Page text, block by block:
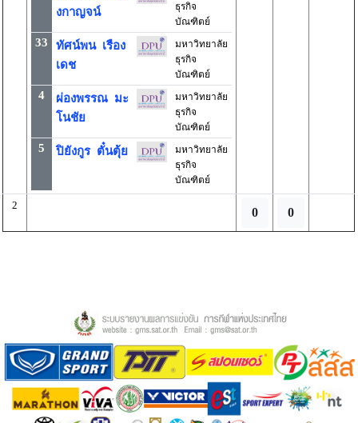
งกาญจน์
ธุรกิจ
บัณฑิตย์
33
ทัศน์พน เรือง
เดช
มหาวิทยาลัย
ธุรกิจ
บัณฑิตย์
4
ผ่องพรรณ มะ
โนชัย
มหาวิทยาลัย
ธุรกิจ
บัณฑิตย์
5 ปิยังกูร ตั๋นตุ้ย
มหาวิทยาลัย
ธุรกิจ
บัณฑิตย์
2
0 0